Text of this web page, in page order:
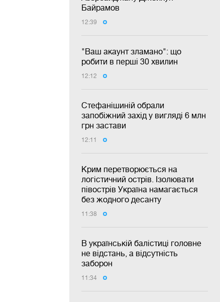
Байрамов
12:39
"Ваш акаунт зламано": що
робити в перші 30 хвилин
12:12
Стефанішиній обрали
запобіжний захід у вигляді 6 млн
грн застави
12:11
Крим перетворюється на
логістичний острів. Ізолювати
півострів Україна намагається
без жодного десанту
11:38
В українській балістиці головне
не відстань, а відсутність
заборон
11:34